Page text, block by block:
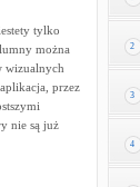
tylko
można
wizualnych
przez
nie są już
2
3
4